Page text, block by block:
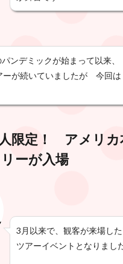
ンデミックが始まって以来、
ーが続いていましたが 今回は
限定！ アメリカ
ーが入場
3月以来で、観客が来場し
ツアーイベントとなりまし